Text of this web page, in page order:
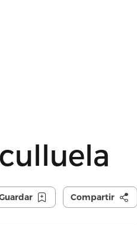
Compartir